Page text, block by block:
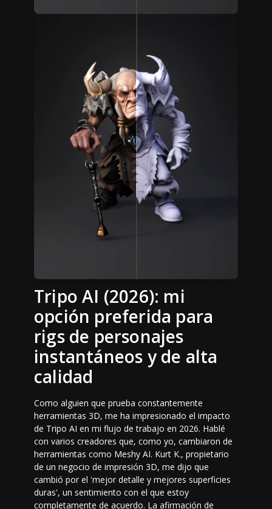
Tripo AI (2026): mi
opción preferida para
rigs de personajes
instantáneos y de alta
calidad
Como alguien que prueba constantemente
herramientas 3D, me ha impresionado el impacto
de Tripo AI en mi flujo de trabajo en 2026. Hablé
con varios creadores que, como yo, cambiaron de
herramientas como Meshy AI. Kurt K., propietario
de un negocio de impresión 3D, me dijo que
cambió por el 'mejor detalle y mejores superficies
duras', un sentimiento con el que estoy
completamente de acuerdo. La afirmación de